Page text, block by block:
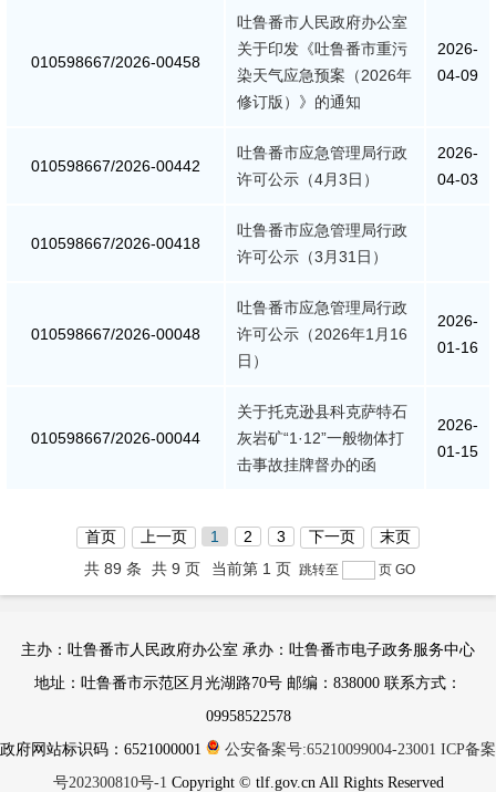
行政执法（事前公示）
010598667/2026-00458
吐鲁番市人民政府办公室
关于印发《吐鲁番市重污
染天气应急预案（2026年
修订版）》的通知
2026-
04-09
010598667/2026-00442
吐鲁番市应急管理局行政
许可公示（4月3日）
2026-
04-03
010598667/2026-00418
吐鲁番市应急管理局行政
许可公示（3月31日）
010598667/2026-00048
吐鲁番市应急管理局行政
许可公示（2026年1月16
日）
2026-
01-16
010598667/2026-00044
关于托克逊县科克萨特石
灰岩矿“1·12”一般物体打
击事故挂牌督办的函
2026-
01-15
首页 上一页 1 2 3 下一页
末页
共 89 条
共 9 页 当前第 1 页 跳转至 页 GO
主办：吐鲁番市人民政府办公室 承办：吐鲁番市电子政务服务中心
地址：吐鲁番市示范区月光湖路70号 邮编：838000 联系方式：
09958522578
政府网站标识码：6521000001
公安备案号:65210099004-23001 ICP备案
号202300810号-1 Copyright © tlf.gov.cn All Rights Reserved